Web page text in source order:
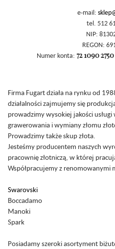
e-mail:
tel. 512
NIP:
REGON:
Numer konta: 72 1090
Firma Fugart działa na rynku od
działalności zajmujemy się
prowadzimy wysokiej jakości
grawerowania i wymiany złomu
Prowadzimy także skup złota.
Jesteśmy producentem naszych
pracownię złotniczą, w której
Współpracujemy z renomowanymi
Swarovski
Boccadamo
Manoki
Spark
Posiadamy szeroki asortyment